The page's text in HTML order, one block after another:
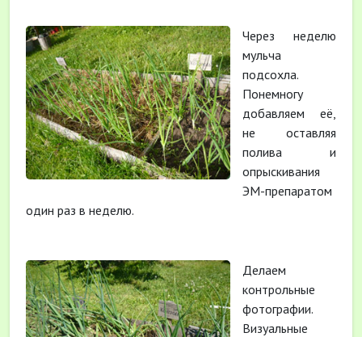
Через неделю
мульча
подсохла.
Понемногу
добавляем её,
не оставляя
полива и
опрыскивания
ЭМ-препаратом
один раз в неделю.
Делаем
контрольные
фотографии.
Визуальные